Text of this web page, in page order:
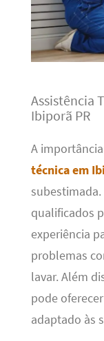
Assistência
Ibiporã PR
A
técnica em
qualificados
experiência
problemas
lavar. Além
pode
adaptado às